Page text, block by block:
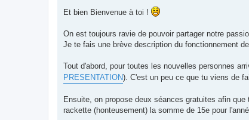
s
s
g
e
Et bien Bienvenue à toi !
On est toujours ravie de pouvoir partager notre
Je te fais une brève description du fonctionnement
Tout d'abord, pour toutes les nouvelles personnes
PRESENTATION). C'est un peu ce que tu viens de
Ensuite, on propose deux séances gratuites afin
rackette (honteusement) la somme de 15e pour